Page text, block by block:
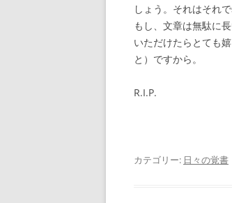
しょう。それはそれ
もし、文章は無駄に
いただけたらとても
と）ですから。
R.I.P.
カテゴリー: 日々の覚書